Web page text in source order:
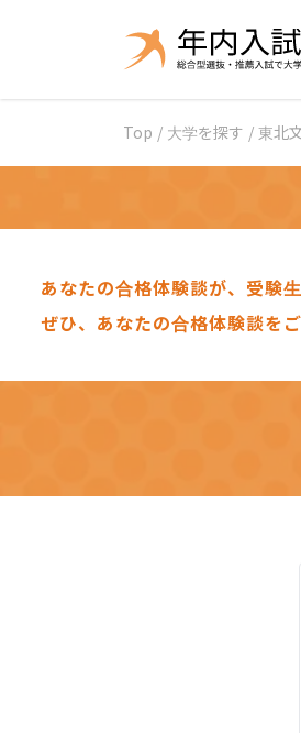
Top / 大学を探す / 東北
あなたの合格体験談が、受験
ぜひ、あなたの合格体験談を